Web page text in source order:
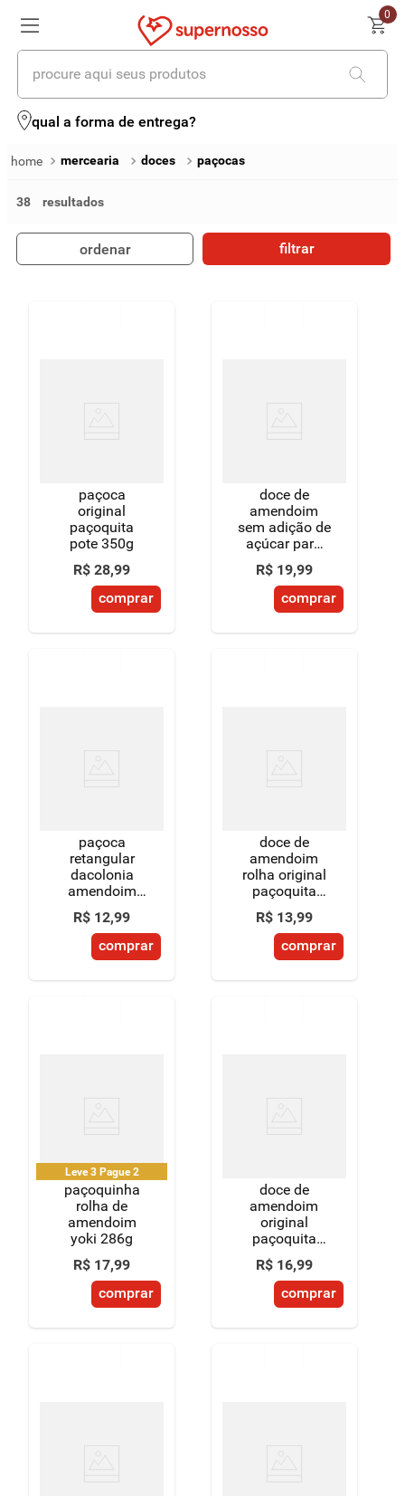
0
procure aqui seus produtos
qual a forma de entrega?
mercearia doces paçocas
38
ordenar filtrar
paçoca
original
paçoquita
pote 350g
R$ 28,99
comprar
doce de
amendoim
sem adição de
açúcar para
dietas de
ingestão
controlada de
açúcares
R$ 19,99
comprar
paçoca
retangular
dacolonia
amendoim
tradicional
180g
R$ 12,99
comprar
doce de
amendoim
rolha original
paçoquita
caixa 150g 10
unidades de
15g cada
R$ 13,99
comprar
Leve 3 Pague 2
paçoquinha
rolha de
amendoim
yoki 286g
R$ 17,99
comprar
doce de
amendoim
original
paçoquita
pacote 210g
12 unidades
de 18g cada
R$ 16,99
comprar
termos mais buscados
4º iogurte
chocolate